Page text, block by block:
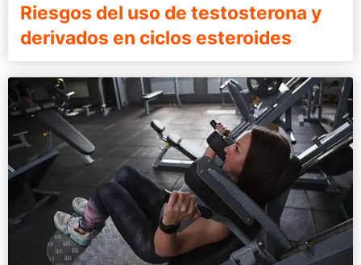
Riesgos del uso de testosterona y
derivados en ciclos esteroides